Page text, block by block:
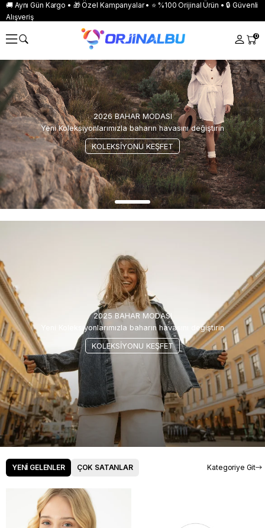
🚚 Aynı Gün Kargo • 🎁 Özel Kampanyalar • ⭐ %100 Orijinal Ürün • 🔒 Güvenli
Alışveriş
0
2026 BAHAR MODASI
Yeni Koleksiyonlarımızla baharın havasını değiştirin
KOLEKSİYONU KEŞFET
2025 BAHAR MODASI
Yeni Koleksiyonlarımızla baharın havasını değiştirin
KOLEKSİYONU KEŞFET
YENİ GELENLER ÇOK SATANLAR Kategoriye Git